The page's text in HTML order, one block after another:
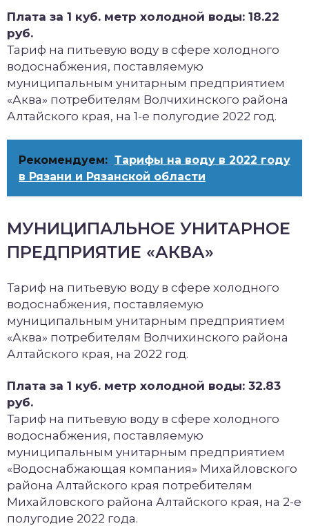
Плата за 1 куб. метр холодной воды: 18.22
руб.
Тариф на питьевую воду в сфере холодного
водоснабжения, поставляемую
муниципальным унитарным предприятием
«Аква» потребителям Волчихинского района
Алтайского края, на 1-е полугодие 2022 год.
Рекомендуем: Тарифы на воду в 2022 году
в Рязани и Рязанской области
МУНИЦИПАЛЬНОЕ УНИТАРНОЕ
ПРЕДПРИЯТИЕ «АКВА»
Тариф на питьевую воду в сфере холодного
водоснабжения, поставляемую
муниципальным унитарным предприятием
«Аква» потребителям Волчихинского района
Алтайского края, на 2022 год.
Плата за 1 куб. метр холодной воды: 32.83
руб.
Тариф на питьевую воду в сфере холодного
водоснабжения, поставляемую
муниципальным унитарным предприятием
«Водоснабжающая компания» Михайловского
района Алтайского края потребителям
Михайловского района Алтайского края, на 2-е
полугодие 2022 года.